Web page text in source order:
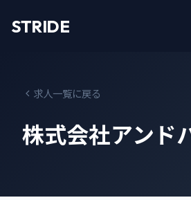
STRIDE
求人一覧に戻る
株式会社アンド